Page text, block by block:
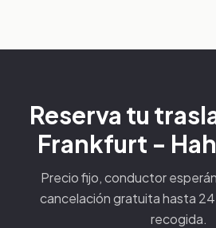
Reserva tu
Frankfurt -
Precio fijo, conductor
cancelación gratuita hasta
recogida.